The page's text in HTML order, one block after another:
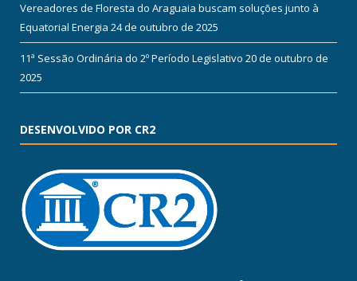
Vereadores de Floresta do Araguaia buscam soluções junto à
Equatorial Energia 24 de outubro de 2025
11ª Sessão Ordinária do 2º Período Legislativo 20 de outubro de
2025
DESENVOLVIDO POR CR2